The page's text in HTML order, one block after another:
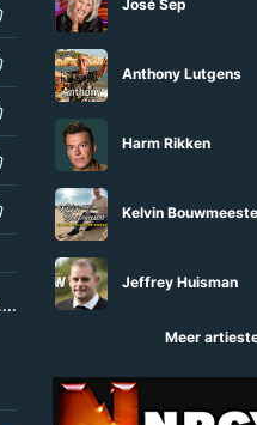
José Sep
Anthony Lutgens
Harm Rikken
Kelvin
Jeffrey Huisman
Meer